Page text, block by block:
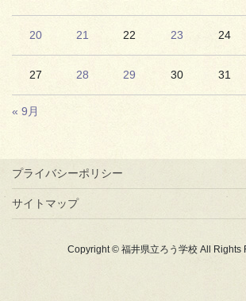
20 21 22 23 24
27 28 29 30 31
« 9月
プライバシーポリシー
サイトマップ
Copyright © 福井県立ろう学校 All Rights